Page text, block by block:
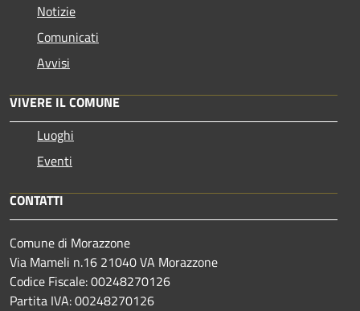
Notizie
Comunicati
Avvisi
VIVERE IL COMUNE
Luoghi
Eventi
CONTATTI
Comune di Morazzone
Via Mameli n.16 21040 VA Morazzone
Codice Fiscale: 00248270126
Partita IVA: 00248270126